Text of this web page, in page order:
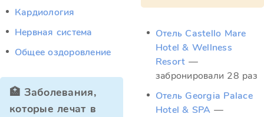
Кардиология
Нервная система
Общее оздоровление
🏥 Заболевания,
которые лечат в
Отель Castello Mare
Hotel & Wellness
Resort —
забронировали 28 раз
Отель Georgia Palace
Hotel & SPA —